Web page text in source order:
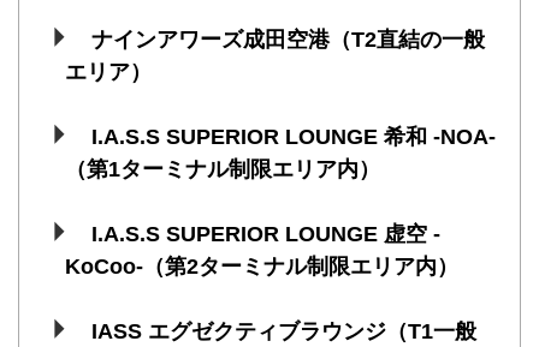
ナインアワーズ成田空港（T2直結の一般
エリア）
I.A.S.S SUPERIOR LOUNGE 希和 -NOA-
（第1ターミナル制限エリア内）
I.A.S.S SUPERIOR LOUNGE 虚空 -
KoCoo-（第2ターミナル制限エリア内）
IASS エグゼクティブラウンジ（T1一般